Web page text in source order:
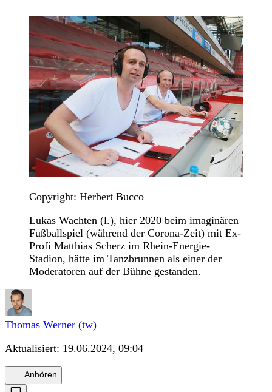
Copyright: Herbert Bucco
Lukas Wachten (l.), hier 2020 beim imaginären
Fußballspiel (während der Corona-Zeit) mit Ex-
Profi Matthias Scherz im Rhein-Energie-
Stadion, hätte im Tanzbrunnen als einer der
Moderatoren auf der Bühne gestanden.
Thomas Werner (tw)
Aktualisiert: 19.06.2024, 09:04
Anhören